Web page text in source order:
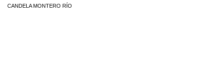
CANDELA MONTERO RÍO